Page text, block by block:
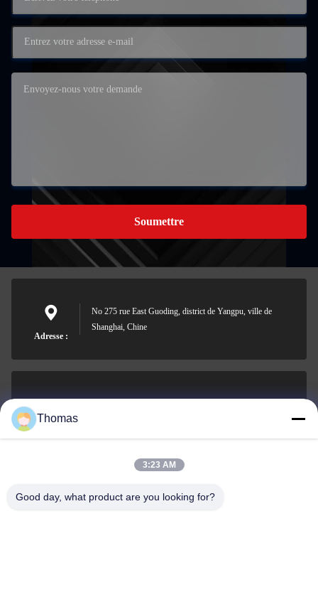
Soumettre
Adresse :
No 275 rue East Guoding, district de Yangpu, ville de
Shanghai, Chine
0086-15921524026
Thomas
3:23 AM
Good day, what product are you looking for?